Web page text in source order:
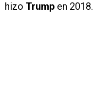
hizo Trump en 2018.